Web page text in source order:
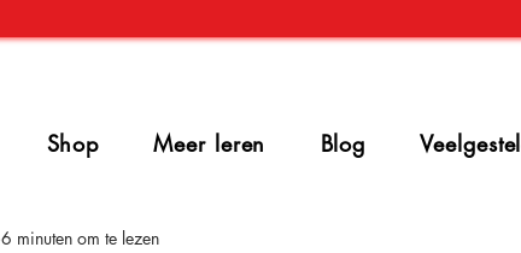
Shop Meer leren Blog
6 minuten om te lezen